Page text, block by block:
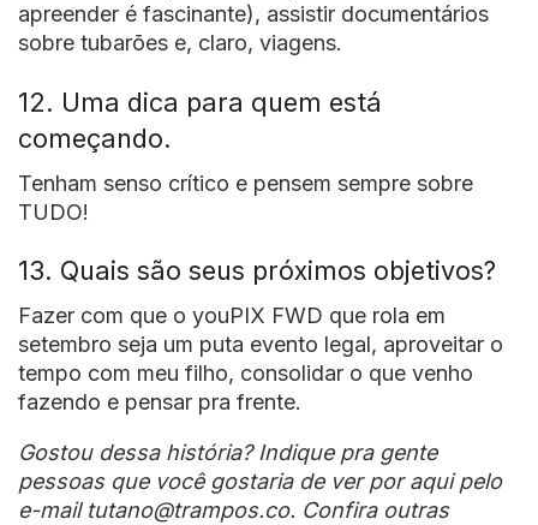
apreender é fascinante), assistir documentários
sobre tubarões e, claro, viagens.
12. Uma dica para quem está
começando.
Tenham senso crítico e pensem sempre sobre
TUDO!
13. Quais são seus próximos objetivos?
Fazer com que o youPIX FWD que rola em
setembro seja um puta evento legal, aproveitar o
tempo com meu filho, consolidar o que venho
fazendo e pensar pra frente.
Gostou dessa história? Indique pra gente
pessoas que você gostaria de ver por aqui pelo
e-mail tutano@trampos.co. Confira outras